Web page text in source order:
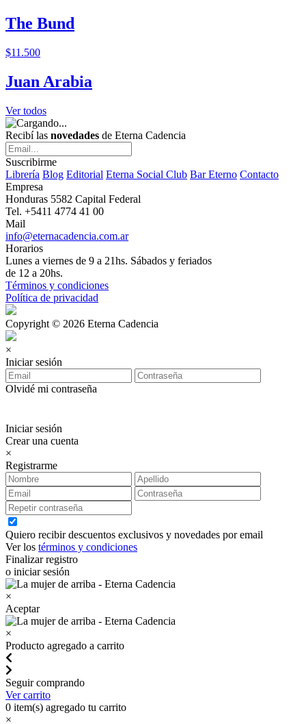
The Bund
$11.500
Juan Arabia
Ver todos
Recibí las novedades de Eterna Cadencia
Suscribirme
Librería Blog Editorial Eterna Social Club Bar Eterno Contacto
Empresa
Honduras 5582 Capital Federal
Tel. +5411 4774 41 00
Mail
info@eternacadencia.com.ar
Horarios
Lunes a viernes de 9 a 21hs. Sábados y feriados
de 12 a 20hs.
Términos y condiciones
Política de privacidad
Copyright © 2026 Eterna Cadencia
×
Iniciar sesión
Olvidé mi contraseña
Iniciar sesión
Crear una cuenta
×
Registrarme
Quiero recibir descuentos exclusivos y novedades por email
Ver los términos y condiciones
Finalizar registro
o iniciar sesión
×
Aceptar
×
Producto agregado a carrito
Seguir comprando
Ver carrito
0 item(s) agregado tu carrito
×